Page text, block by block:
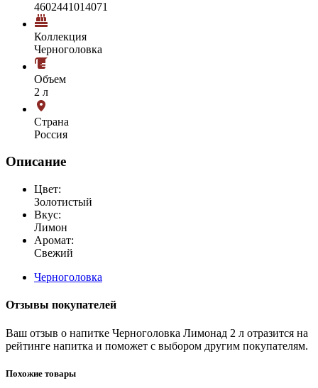
4602441014071
Коллекция
Черноголовка
Объем
2 л
Страна
Россия
Описание
Цвет:
Золотистый
Вкус:
Лимон
Аромат:
Свежий
Черноголовка
Отзывы покупателей
Ваш отзыв о напитке Черноголовка Лимонад 2 л отразится на
рейтинге напитка и поможет с выбором другим покупателям.
Похожие товары